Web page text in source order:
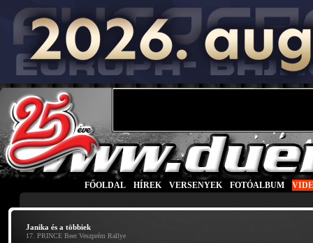
FŐOLDAL HÍREK VERSENYEK FOTÓALBUM
Janika és a többiek
17. PRINCE Beer Veszprém Rallye